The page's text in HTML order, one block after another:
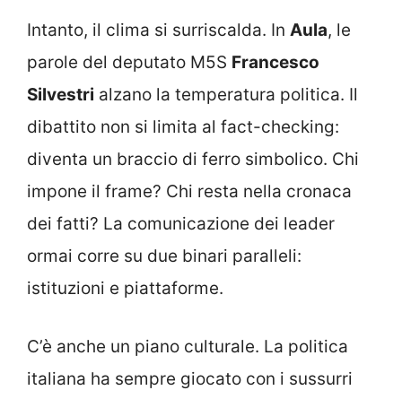
Intanto, il clima si surriscalda. In Aula, le
parole del deputato M5S Francesco
Silvestri alzano la temperatura politica. Il
dibattito non si limita al fact-checking:
diventa un braccio di ferro simbolico. Chi
impone il frame? Chi resta nella cronaca
dei fatti? La comunicazione dei leader
ormai corre su due binari paralleli:
istituzioni e piattaforme.
C’è anche un piano culturale. La politica
italiana ha sempre giocato con i sussurri